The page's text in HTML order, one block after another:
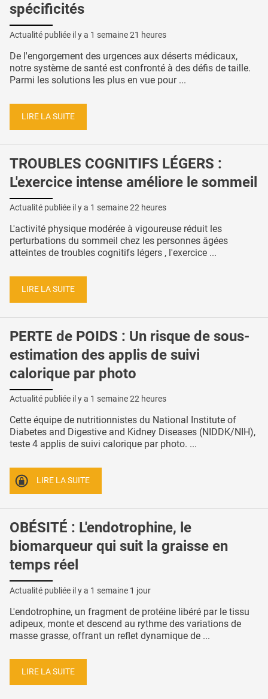
spécificités
Actualité publiée il y a 1 semaine 21 heures
De l'engorgement des urgences aux déserts médicaux,
notre système de santé est confronté à des défis de taille.
Parmi les solutions les plus en vue pour ...
LIRE LA SUITE
TROUBLES COGNITIFS LÉGERS :
L'exercice intense améliore le sommeil
Actualité publiée il y a 1 semaine 22 heures
L'activité physique modérée à vigoureuse réduit les
perturbations du sommeil chez les personnes âgées
atteintes de troubles cognitifs légers , l'exercice ...
LIRE LA SUITE
PERTE de POIDS : Un risque de sous-
estimation des applis de suivi
calorique par photo
Actualité publiée il y a 1 semaine 22 heures
Cette équipe de nutritionnistes du National Institute of
Diabetes and Digestive and Kidney Diseases (NIDDK/NIH),
teste 4 applis de suivi calorique par photo. ...
LIRE LA SUITE
OBÉSITÉ : L'endotrophine, le
biomarqueur qui suit la graisse en
temps réel
Actualité publiée il y a 1 semaine 1 jour
L'endotrophine, un fragment de protéine libéré par le tissu
adipeux, monte et descend au rythme des variations de
masse grasse, offrant un reflet dynamique de ...
LIRE LA SUITE